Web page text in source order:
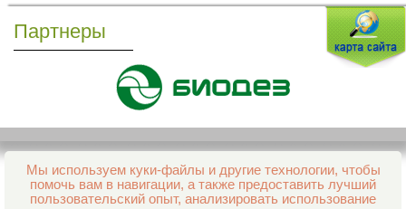
Партнеры
Мы используем куки-файлы и другие технологии, чтобы
помочь вам в навигации, а также предоставить лучший
пользовательский опыт, анализировать использование
Все права защищены и охраняются законом
© 2013–2026 Интернет-аптека Фармация